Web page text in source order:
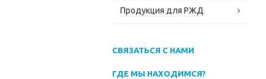
Продукция для РЖД
СВЯЗАТЬСЯ С НАМИ
ГДЕ МЫ НАХОДИМСЯ?